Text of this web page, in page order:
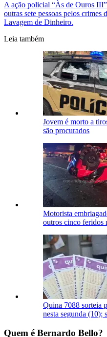
A ação policial “Às de Ouros
outras sete pessoas pelos
Lavagem de Dinheiro.
Leia também
Jovem é morto a
são procurados
Motorista
outros cinco feridos
Quina 7088 sorteia
nesta segunda (10);
Quem é Bernardo Bello?